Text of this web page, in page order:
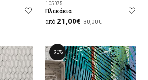
105075
Πλακάκια
από 21,00€ 30,00€
-30%